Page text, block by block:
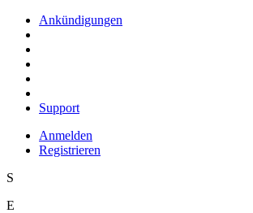
Ankündigungen
Support
Anmelden
Registrieren
S
E